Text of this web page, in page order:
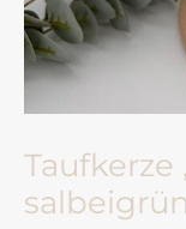
Taufkerze